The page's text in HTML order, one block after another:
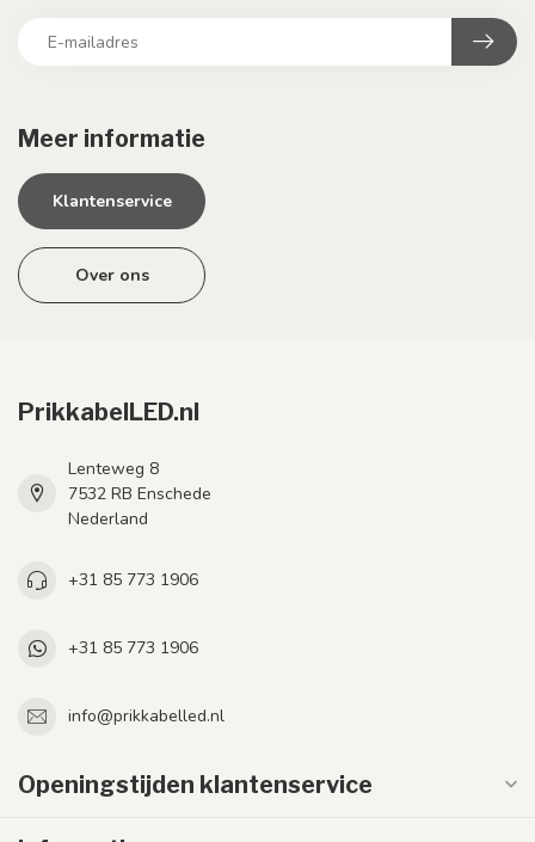
Meer informatie
Klantenservice
Over ons
PrikkabelLED.nl
Lenteweg 8
7532 RB Enschede
Nederland
+31 85 773 1906
+31 85 773 1906
info@prikkabelled.nl
Openingstijden klantenservice